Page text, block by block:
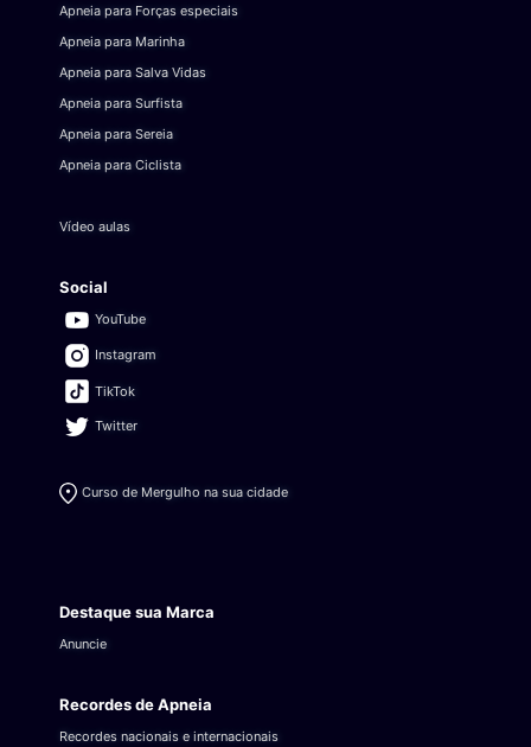
Apneia para Forças especiais
Apneia para Marinha
Apneia para Salva Vidas
Apneia para Surfista
Apneia para Sereia
Apneia para Ciclista
Vídeo aulas
Social
YouTube
Instagram
TikTok
Twitter
Curso de Mergulho na sua cidade
Destaque sua Marca
Anuncie
Recordes de Apneia
Recordes nacionais e internacionais